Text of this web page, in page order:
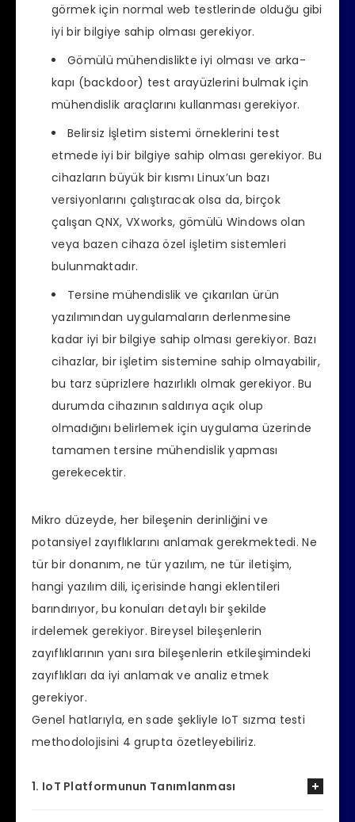
görmek için normal web testlerinde olduğu gibi
iyi bir bilgiye sahip olması gerekiyor.
Gömülü mühendislikte iyi olması ve arka-
kapı (backdoor) test arayüzlerini bulmak için
mühendislik araçlarını kullanması gerekiyor.
Belirsiz İşletim sistemi örneklerini test
etmede iyi bir bilgiye sahip olması gerekiyor. Bu
cihazların büyük bir kısmı Linux’un bazı
versiyonlarını çalıştıracak olsa da, birçok
çalışan QNX, VXworks, gömülü Windows olan
veya bazen cihaza özel işletim sistemleri
bulunmaktadır.
Tersine mühendislik ve çıkarılan ürün
yazılımından uygulamaların derlenmesine
kadar iyi bir bilgiye sahip olması gerekiyor. Bazı
cihazlar, bir işletim sistemine sahip olmayabilir,
bu tarz süprizlere hazırlıklı olmak gerekiyor. Bu
durumda cihazının saldırıya açık olup
olmadığını belirlemek için uygulama üzerinde
tamamen tersine mühendislik yapması
gerekecektir.
Mikro düzeyde, her bileşenin derinliğini ve
potansiyel zayıflıklarını anlamak gerekmektedi. Ne
tür bir donanım, ne tür yazılım, ne tür iletişim,
hangi yazılım dili, içerisinde hangi eklentileri
barındırıyor, bu konuları detaylı bir şekilde
irdelemek gerekiyor. Bireysel bileşenlerin
zayıflıklarının yanı sıra bileşenlerin etkileşimindeki
zayıflıkları da iyi anlamak ve analiz etmek
gerekiyor.
Genel hatlarıyla, en sade şekliyle IoT sızma testi
methodolojisini 4 grupta özetleyebiliriz.
1. IoT Platformunun Tanımlanması